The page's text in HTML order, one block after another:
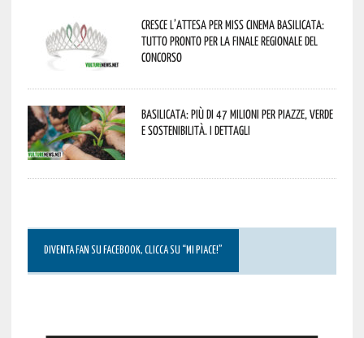
Cresce l’attesa per Miss Cinema Basilicata:
tutto pronto per la finale regionale del
concorso
Basilicata: più di 47 milioni per piazze, verde
e sostenibilità. I dettagli
DIVENTA FAN SU FACEBOOK, CLICCA SU “MI PIACE!”